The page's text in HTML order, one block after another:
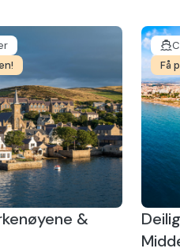
&
Få